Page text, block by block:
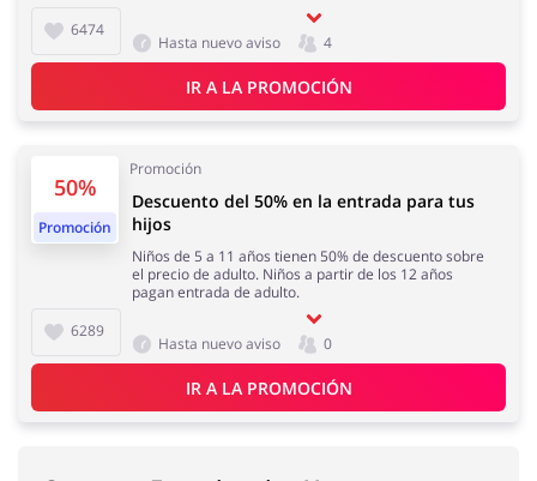
Deporte y Hobby
Moda
Turismo y Viajes
6474
Hasta nuevo aviso 4
IR A LA PROMOCIÓN
50%
Promoción
Promoción
6289
Descuento del 50% en la entrada para tus
hijos
Niños de 5 a 11 años tienen 50% de descuento sobre
el precio de adulto. Niños a partir de los 12 años
pagan entrada de adulto.
Hasta nuevo aviso 0
IR A LA PROMOCIÓN